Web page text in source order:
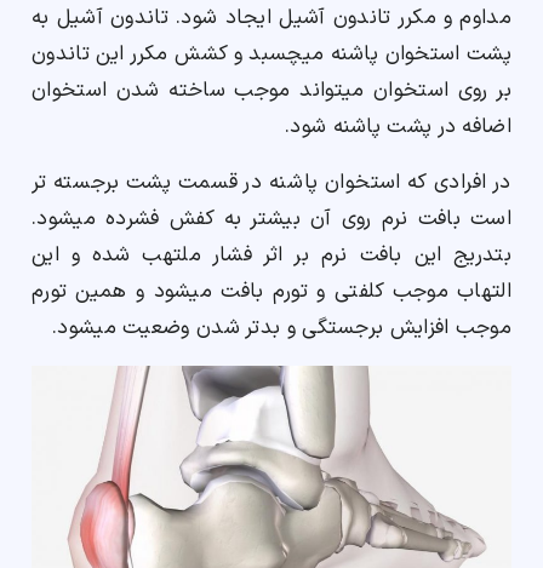
مداوم و مکرر تاندون آشیل ایجاد شود. تاندون آشیل به
پشت استخوان پاشنه میچسبد و کشش مکرر این تاندون
بر روی استخوان میتواند موجب ساخته شدن استخوان
اضافه در پشت پاشنه شود.
در افرادی که استخوان پاشنه در قسمت پشت برجسته تر
است بافت نرم روی آن بیشتر به کفش فشرده میشود.
بتدریج این بافت نرم بر اثر فشار ملتهب شده و این
التهاب موجب کلفتی و تورم بافت میشود و همین تورم
موجب افزایش برجستگی و بدتر شدن وضعیت میشود.